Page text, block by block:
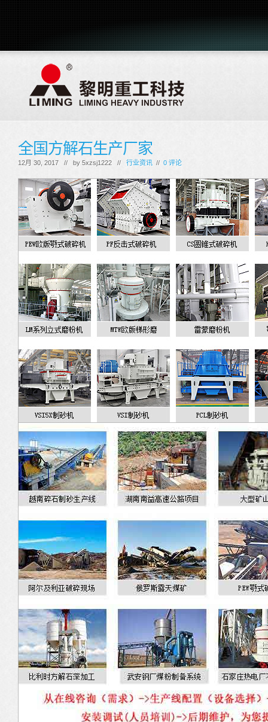
全国方解石生产厂家
12月 30, 2017 // by 5xzsj1222 // 行业资讯 // 0 评论